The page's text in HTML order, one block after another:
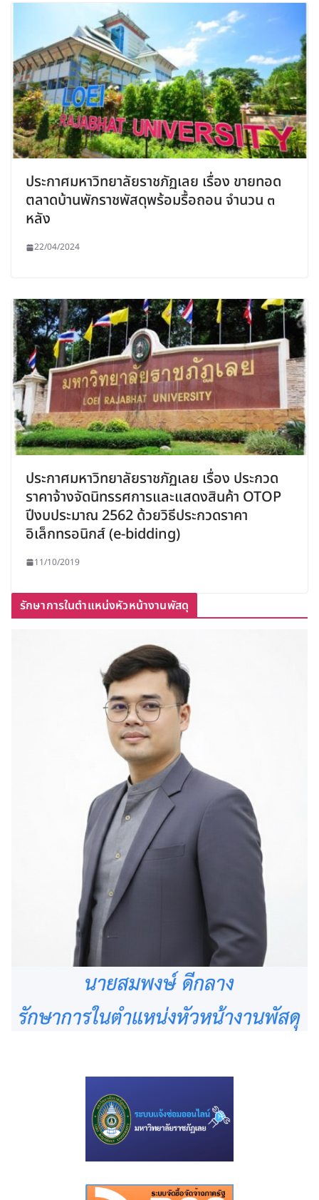
ประกาศมหาวิทยาลัยราชภัฏเลย เรื่อง ขายทอด
ตลาดบ้านพักราชพัสดุพร้อมรื้อถอน จำนวน ๓
หลัง
22/04/2024
ประกาศมหาวิทยาลัยราชภัฏเลย เรื่อง ประกวด
ราคาจ้างจัดนิทรรศการและแสดงสินค้า OTOP
ปีงบประมาณ 2562 ด้วยวิธีประกวดราคา
อิเล็กทรอนิกส์ (e-bidding)
11/10/2019
รักษาการในตำแหน่งหัวหน้างานพัสดุ